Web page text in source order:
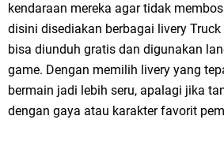
kendaraan mereka agar tidak
disini disediakan berbagai livery
bisa diunduh gratis dan digunakan
game. Dengan memilih livery yang
bermain jadi lebih seru, apalagi jika
dengan gaya atau karakter favorit